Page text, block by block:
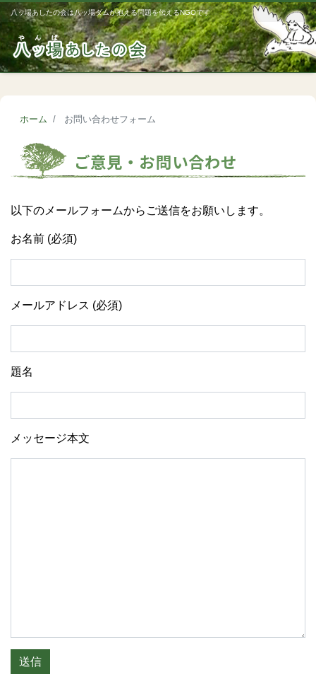
八ッ場あしたの会は八ッ場ダムが抱える問題を伝えるNGOです
ホーム お問い合わせフォーム
ご意見・お問い合わせ
以下のメールフォームからご送信をお願いします。
お名前 (必須)
メールアドレス (必須)
題名
メッセージ本文